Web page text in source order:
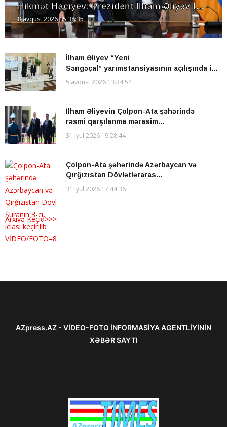
Hikmət Hacıyev: Prezident İlham Əliyev t...
8 avqust 2026 15:38:35
İlham Əliyev “Yeni
Səngəçal” yarımstansiyasının açılışında i...
5 avqust 2026 13:34:54
İlham Əliyevin Çolpon-Ata şəhərində
rəsmi qarşılanma mərasim...
31 iyul 2026 19:28:44
Çolpon-Ata şəhərində Azərbaycan və
Qırğızıstan Dövlətləraras...
31 iyul 2026 17:44:36
Arxivə Keçid>>>
AZpress.AZ - VİDEO-FOTO İNFORMASİYA AGENTLİYİNİN
XƏBƏR SAYTI